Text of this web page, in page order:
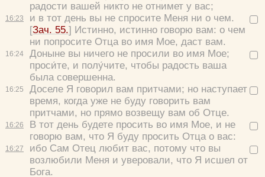
16:23
16:24
16:25
16:26
16:27
радости вашей никто не отнимет у вас;
и в тот день вы не спросите Меня ни о чем.
[Зач. 55.] Истинно, истинно говорю вам: о чем
ни попросите Отца во имя Мое, даст вам.
Доныне вы ничего не просили во имя Мое;
проси́те, и полу́чите, чтобы радость ваша
была совершенна.
Доселе Я говорил вам притчами; но наступает
время, когда уже не буду говорить вам
притчами, но прямо возвещу вам об Отце.
В тот день будете просить во имя Мое, и не
говорю вам, что Я буду просить Отца о вас:
ибо Сам Отец любит вас, потому что вы
возлюбили Меня и уверовали, что Я исшел от
Бога.